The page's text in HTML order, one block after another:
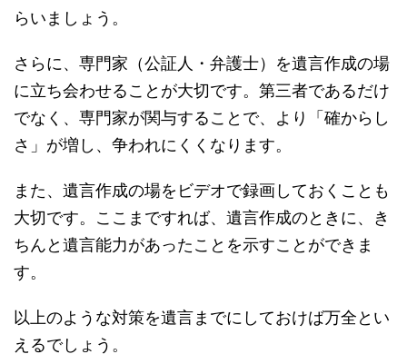
らいましょう。
さらに、専門家（公証人・弁護士）を遺言作成の場
に立ち会わせることが大切です。第三者であるだけ
でなく、専門家が関与することで、より「確からし
さ」が増し、争われにくくなります。
また、遺言作成の場をビデオで録画しておくことも
大切です。ここまですれば、遺言作成のときに、き
ちんと遺言能力があったことを示すことができま
す。
以上のような対策を遺言までにしておけば万全とい
えるでしょう。